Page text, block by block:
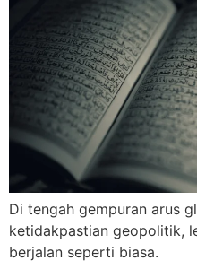
Di tengah gempuran arus
ketidakpastian geopolitik,
berjalan seperti biasa.